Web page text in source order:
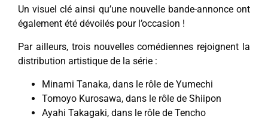
Un visuel clé ainsi qu’une nouvelle bande-annonce ont
également été dévoilés pour l’occasion !
Par ailleurs, trois nouvelles comédiennes rejoignent la
distribution artistique de la série :
Minami Tanaka, dans le rôle de Yumechi
Tomoyo Kurosawa, dans le rôle de Shiipon
Ayahi Takagaki, dans le rôle de Tencho